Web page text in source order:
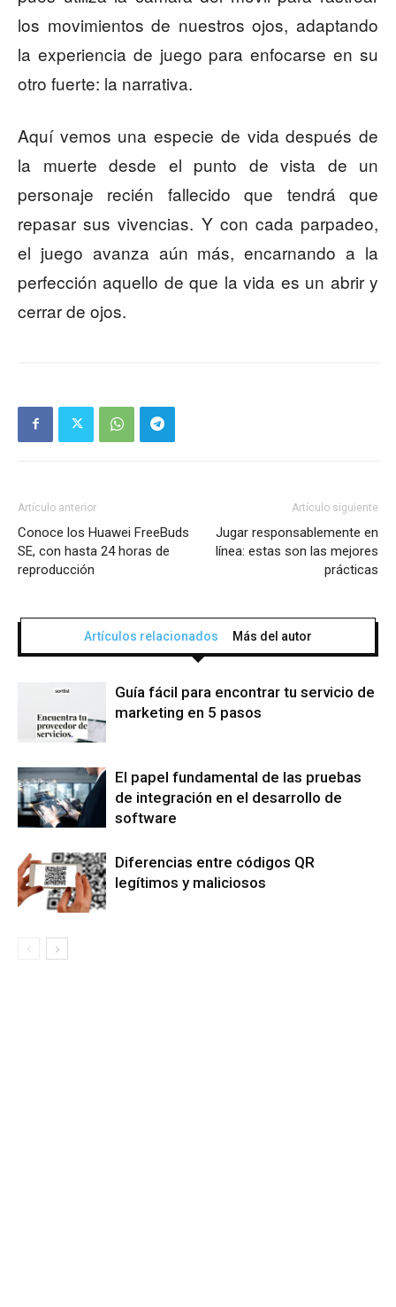
los movimientos de nuestros ojos, adaptando
la experiencia de juego para enfocarse en su
otro fuerte: la narrativa.
Aquí vemos una especie de vida después de
la muerte desde el punto de vista de un
personaje recién fallecido que tendrá que
repasar sus vivencias. Y con cada parpadeo,
el juego avanza aún más, encarnando a la
perfección aquello de que la vida es un abrir y
cerrar de ojos.
Artículo anterior
Conoce los Huawei FreeBuds
SE, con hasta 24 horas de
reproducción
Artículo siguiente
Jugar responsablemente en
línea: estas son las mejores
prácticas
Artículos relacionados Más del autor
Guía fácil para encontrar tu servicio de
marketing en 5 pasos
El papel fundamental de las pruebas
de integración en el desarrollo de
software
Diferencias entre códigos QR
legítimos y maliciosos